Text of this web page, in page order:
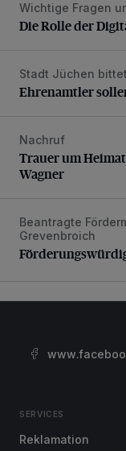
Die Rolle der
Wichtige Fragen
Die Rolle der
Ehrenamtler
Stadt Jüchen
Ehrenamtler
Trauer um
Nachruf
Trauer um
Wagner
Beantragte
Grevenbroich
SERVICES
Reklamation